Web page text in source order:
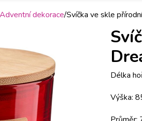
Adventní dekorace Svíčka ve skle
Délka
Výška: